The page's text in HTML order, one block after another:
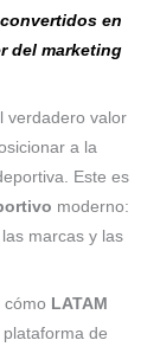
en
del marketing
verdadero valor
a la
Este es
moderno:
marcas y las
cómo LATAM
de